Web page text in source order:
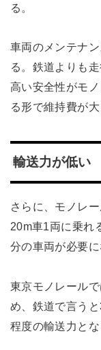
る。
車両のメンテナ
る。鉄道よりも
高い安全性がモ
る形で維持費が
輸送力が低い
さらに、モノレ
20m車1両に乗れ
分の車両が必要に
東京モノレール
め、鉄道で言う
程度の輸送力とな